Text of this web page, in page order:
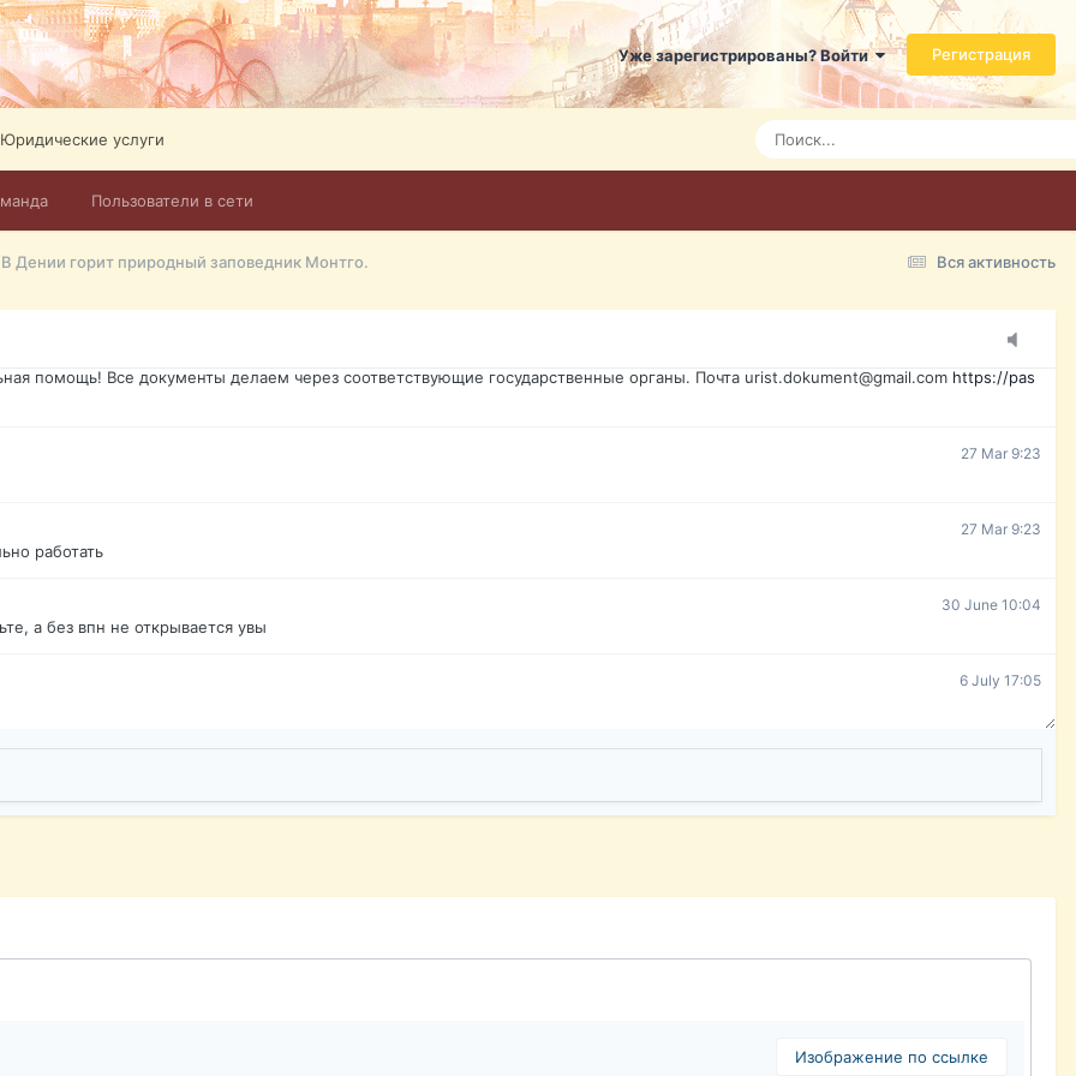
Уже зарегистрированы? Войти Регистрация
Пользователи в сети
Юридические услуги
Вся активность
В Дении горит природный заповедник Монтго.
Абонемент на 4 тв всего 12,5 Евро в месяц! Легко настроить справится даже ребенок. Быстрое оформление договора с
+972-526-384-339
Today 3:21
Today 3:24
Today 3:28
форума?т из э
15 Mar 16:47
помощь! Все документы делаем через соответствующие государственные органы. Почта urist.dokument@gmail.com https://pas
27 Mar 9:23
27 Mar 9:23
работать
30 June 10:04
а без впн не открывается увы
6 July 17:05
Изображение по ссылке